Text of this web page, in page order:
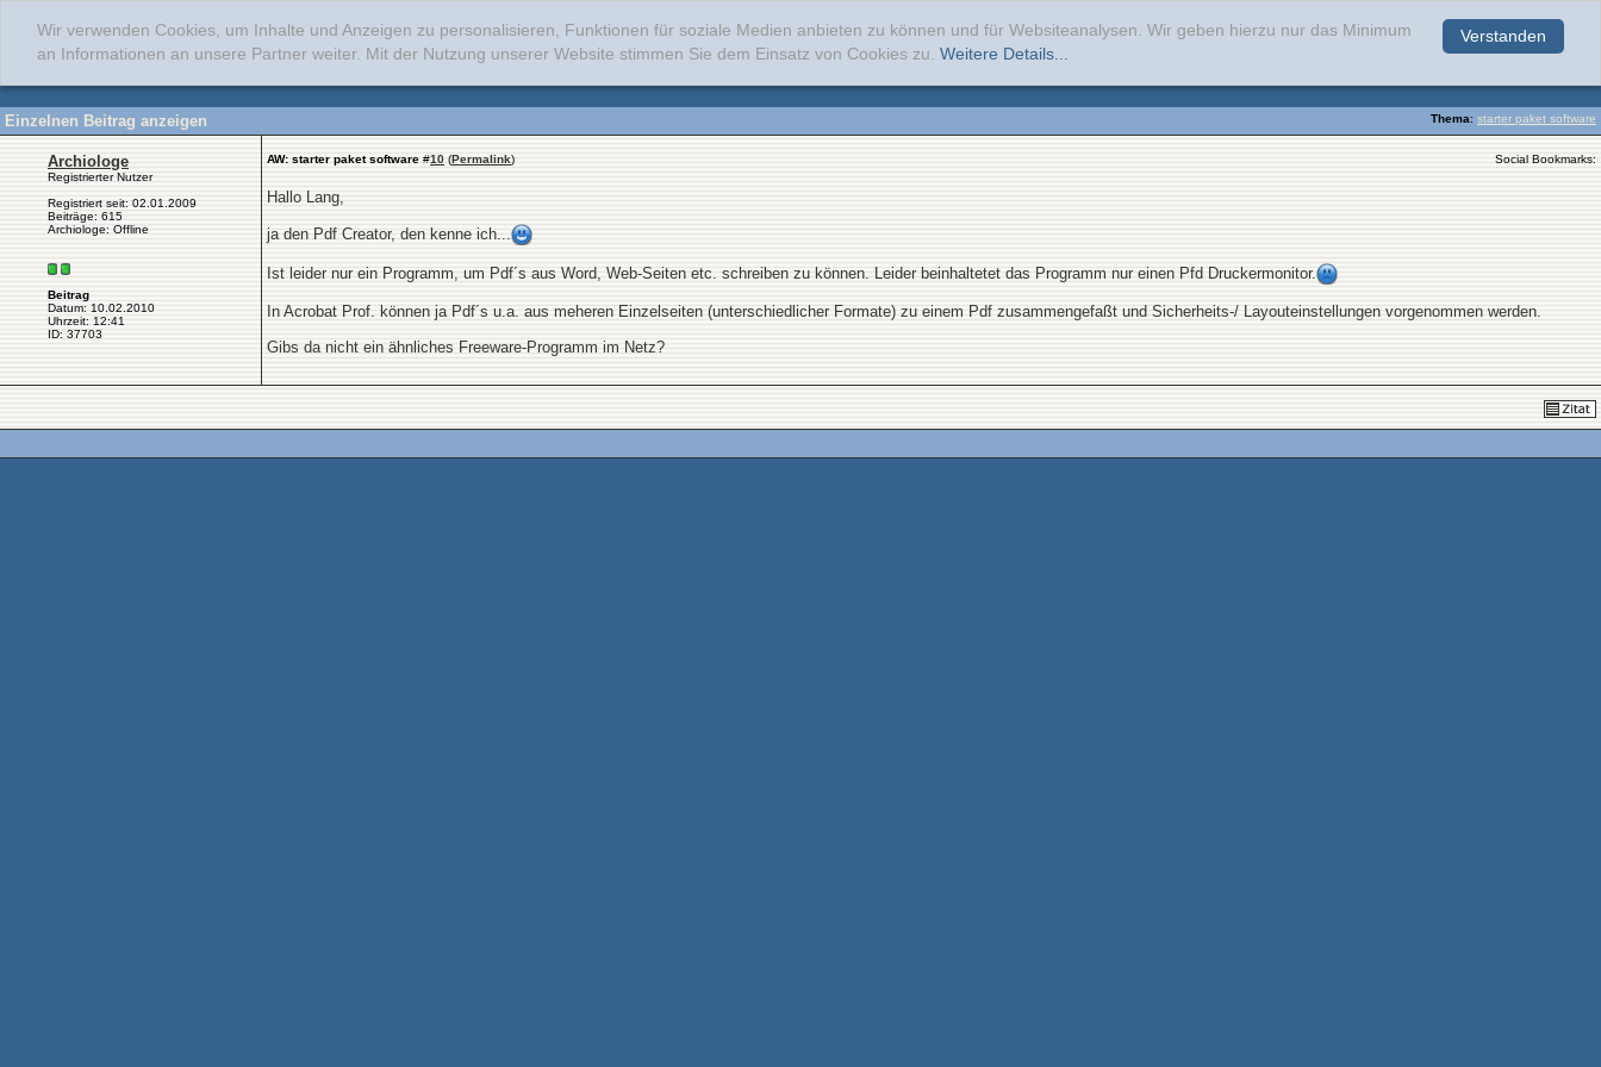
Verstanden
Wir verwenden Cookies, um Inhalte und Anzeigen zu personalisieren, Funktionen für soziale Medien anbieten zu können und für Websiteanalysen. Wir geben hierzu nur das Minimum
an Informationen an unsere Partner weiter. Mit der Nutzung unserer Website stimmen Sie dem Einsatz von Cookies zu. Weitere Details...
Thema: starter paket software
Einzelnen Beitrag anzeigen
Archiologe
Registrierter Nutzer
Registriert seit: 02.01.2009
Beiträge: 615
Archiologe: Offline
Beitrag
Datum: 10.02.2010
Uhrzeit: 12:41
ID: 37703
AW: starter paket software #10 (Permalink) Social Bookmarks:
Hallo Lang,
ja den Pdf Creator, den kenne ich...
Ist leider nur ein Programm, um Pdf´s aus Word, Web-Seiten etc. schreiben zu können. Leider beinhaltetet das Programm nur einen Pfd Druckermonitor.
In Acrobat Prof. können ja Pdf´s u.a. aus meheren Einzelseiten (unterschiedlicher Formate) zu einem Pdf zusammengefaßt und Sicherheits-/ Layouteinstellungen vorgenommen werden.
Gibs da nicht ein ähnliches Freeware-Programm im Netz?